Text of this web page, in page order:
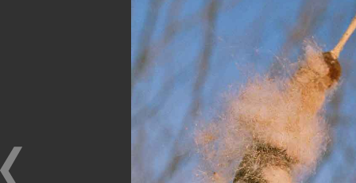
Виртуальные
выставки
(фотоальбомы)